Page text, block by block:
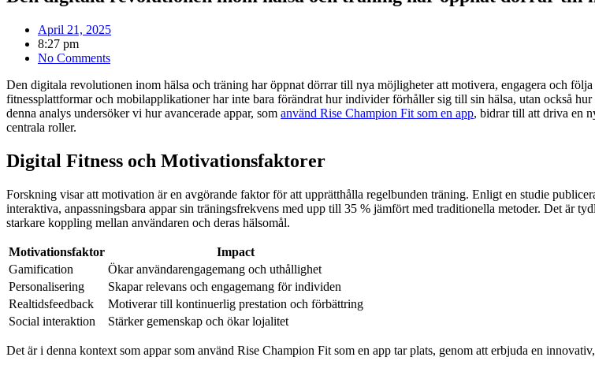
April 21, 2025
8:27 pm
No Comments
Den digitala revolutionen inom hälsa och träning har öppnat dörrar till nya möjligheter att motivera, engagera och
fitnessplattformar och mobilapplikationer har inte bara förändrat hur individer förhåller sig till sin hälsa, utan också
denna analys undersöker vi hur avancerade appar, som använd Rise Champion Fit som en app, bidrar till att driva en
centrala roller.
Digital Fitness och Motivationsfaktorer
Forskning visar att motivation är en avgörande faktor för att upprätthålla regelbunden träning. Enligt en studie
interaktiva, anpassningsbara appar sin träningsfrekvens med upp till 35 % jämfört med traditionella metoder. Det är
starkare koppling mellan användaren och deras hälsomål.
Motivationsfaktor
Impact
Gamification
Ökar användarengagemang och uthållighet
Personalisering
Skapar relevans och engagemang för individen
Realtidsfeedback
Motiverar till kontinuerlig prestation och förbättring
Social interaktion
Stärker gemenskap och ökar lojalitet
Det är i denna kontext som appar som använd Rise Champion Fit som en app tar plats, genom att erbjuda en